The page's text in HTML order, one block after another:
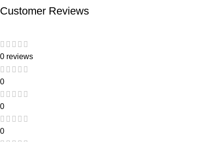
Customer Reviews
0 reviews
0
0
0